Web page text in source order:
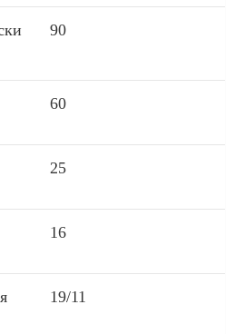
90
60
25
16
19/11